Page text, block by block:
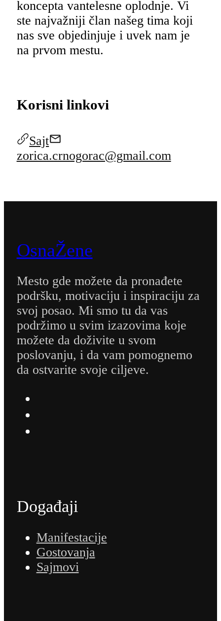
koncepta vantelesne oplodnje. Vi
ste najvažniji član našeg tima koji
nas sve objedinjuje i uvek nam je
na prvom mestu.
Korisni linkovi
Sajt
zorica.crnogorac@gmail.com
OsnaŽene
Mesto gde možete da pronađete
podršku, motivaciju i inspiraciju za
svoj posao. Mi smo tu da vas
podržimo u svim izazovima koje
možete da doživite u svom
poslovanju, i da vam pomognemo
da ostvarite svoje ciljeve.
Događaji
Manifestacije
Gostovanja
Sajmovi